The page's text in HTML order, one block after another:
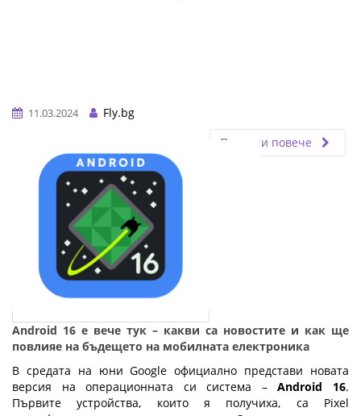
11.03.2024
Fly.bg
Прочети повече
Android 16 е вече тук – какви са новостите и как ще
повлияе на бъдещето на мобилната електроника
В средата на юни Google официално представи новата
версия на операционната си система –Android 16.
Първите устройства, които я получиха, са Pixel